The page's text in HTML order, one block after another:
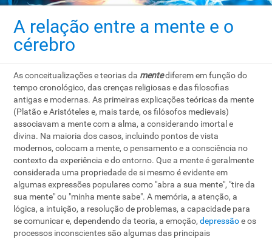
A relação entre a mente e o
cérebro
As conceitualizações e teorias da mentediferem em função do
tempo cronológico, das crenças religiosas e das filosofias
antigas e modernas. As primeiras explicações teóricas da mente
(Platão e Aristóteles e, mais tarde, os filósofos medievais)
associavam a mente com a alma, a considerando imortal e
divina. Na maioria dos casos, incluindo pontos de vista
modernos, colocam a mente, o pensamento e a consciência no
contexto da experiência e do entorno. Que a mente é geralmente
considerada uma propriedade de si mesmo é evidente em
algumas expressões populares como "abra a sua mente", "tire da
sua mente" ou "minha mente sabe". A memória, a atenção, a
lógica, a intuição, a resolução de problemas, a capacidade para
se comunicar e, dependendo da teoria, a emoção,depressãoe os
processos inconscientes são algumas das principais